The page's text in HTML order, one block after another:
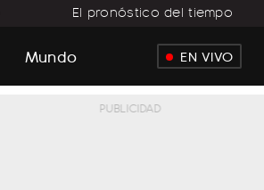
El pronóstico del tiempo
Mundo EN VIVO